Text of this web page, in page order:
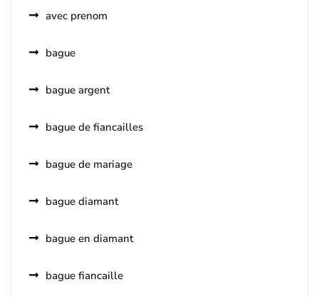
avec prenom
bague
bague argent
bague de fiancailles
bague de mariage
bague diamant
bague en diamant
bague fiancaille